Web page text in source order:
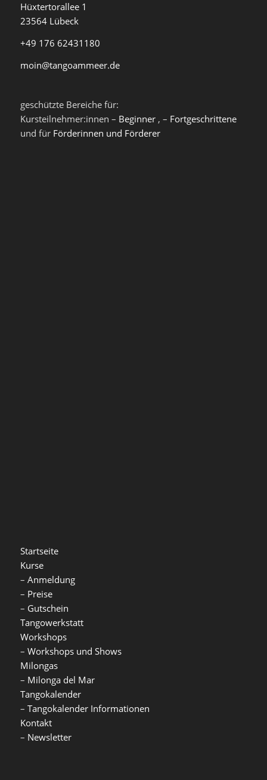
Hüxtertorallee 1
23564 Lübeck
+49 176 62431180
moin@tangoammeer.de
geschützte Bereiche für:
Kursteilnehmer:innen – Beginner, – Fortgeschrittene
und für Förderinnen und Förderer
Startseite
Kurse
– Anmeldung
– Preise
– Gutschein
Tangowerkstatt
Workshops
– Workshops und Shows
Milongas
– Milonga del Mar
Tangokalender
– Tangokalender Informationen
Kontakt
– Newsletter